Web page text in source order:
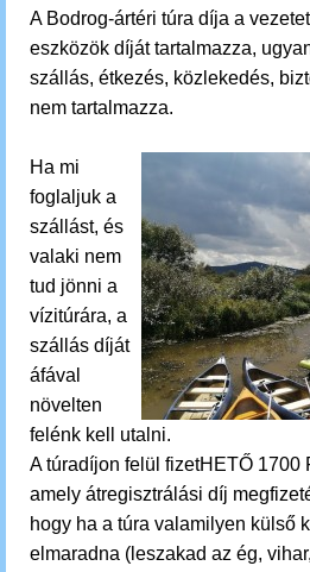
A Bodrog-ártéri túra díja a
eszközök díját tartalmazza,
szállás, étkezés, közlekedés,
nem tartalmazza.
Ha mi
foglaljuk a
szállást, és
valaki nem
tud jönni a
vízitúrára, a
szállás díját
áfával
növelten
felénk kell utalni.
A túradíjon felül fizetHETŐ 1700
amely átregisztrálási díj
hogy ha a túra valamilyen külső
elmaradna (leszakad az ég,